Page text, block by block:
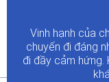
Vinh hạnh của
chuyến đi đáng
đi đầy cảm hứng.